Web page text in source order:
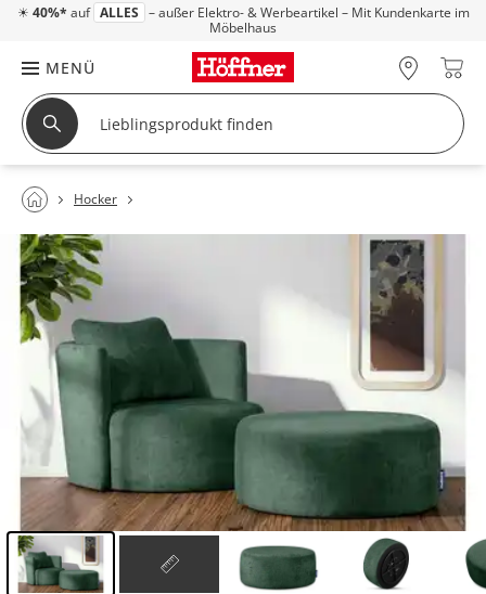
☀ 40%* auf ALLES – außer Elektro- & Werbeartikel – Mit Kundenkarte im
Möbelhaus
MENÜ
Hocker